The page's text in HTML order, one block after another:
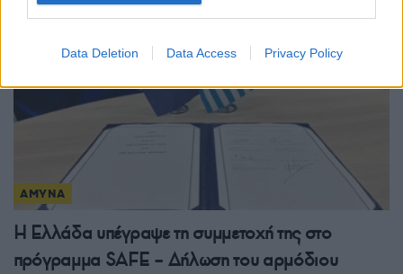
Data Deletion Data Access Privacy Policy
ΑΜΥΝΑ
Η Ελλάδα υπέγραψε τη συμμετοχή της στο
πρόγραμμα SAFE – Δήλωση του αρμόδιου